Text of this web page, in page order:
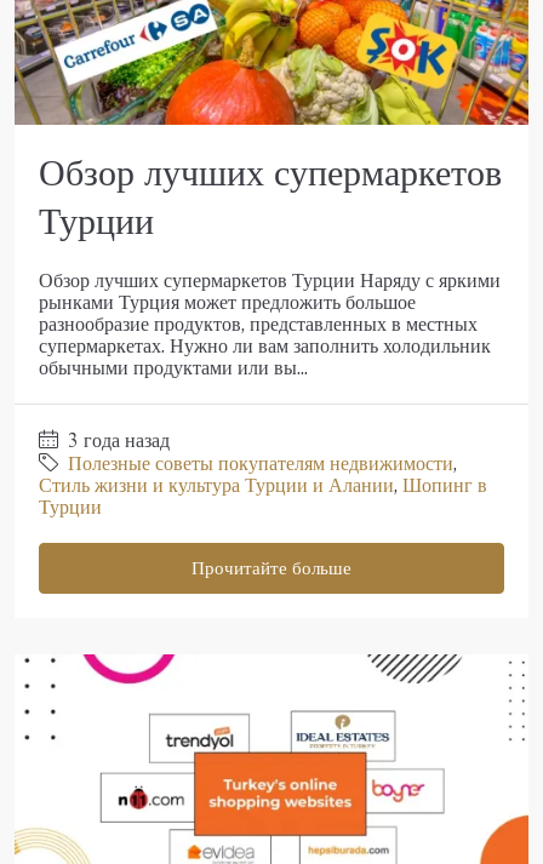
Обзор лучших супермаркетов
Турции
Обзор лучших супермаркетов Турции Наряду с яркими
рынками Турция может предложить большое
разнообразие продуктов, представленных в местных
супермаркетах. Нужно ли вам заполнить холодильник
обычными продуктами или вы...
3 года назад
Полезные советы покупателям недвижимости,
Стиль жизни и культура Турции и Алании, Шопинг в
Турции
Прочитайте больше